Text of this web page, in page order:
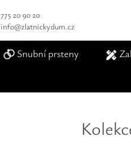
775 20 90 20
info@zlatnickydum.cz
Snubní prsteny